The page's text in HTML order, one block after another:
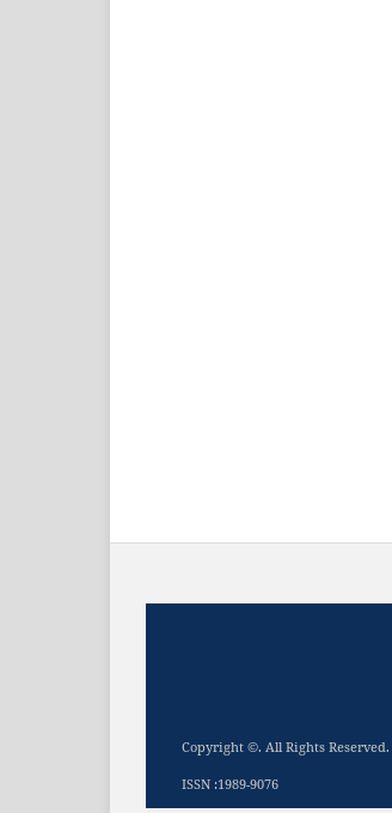
Copyright ©. All Rights Reserved.
ISSN :1989-9076